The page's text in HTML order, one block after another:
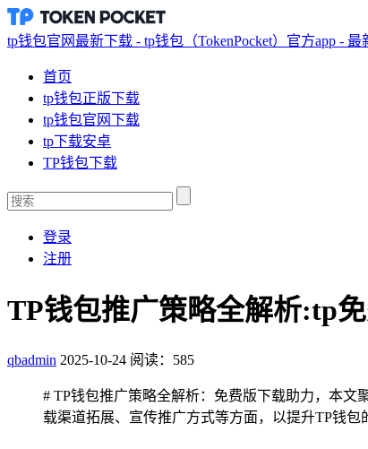
tp钱包官网最新下载 - tp钱包（TokenPocket）官方app -
首页
tp钱包正版下载
tp钱包官网下载
tp下载安卓
TP钱包下载
登录
注册
TP钱包推广策略全解析:tp
qbadmin 2025-10-24 阅读：585
# TP钱包推广策略全解析：免费版下载助力，本
载渠道拓展、宣传推广方式等方面，以提升TP钱